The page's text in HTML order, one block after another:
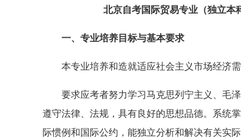
北京自考国际贸易专业（独立本
一、专业培养目标与基本要求
本专业培养和造就适应社会主义市场经济需
要求应考者努力学习马克思列宁主义、毛泽
遵守法律、法规，具有良好的思想品德。系统
际惯例和国际公约，能独立分析和解决有关实际